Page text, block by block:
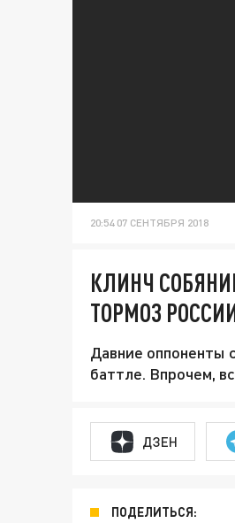
20:54 07 СЕНТЯБРЯ 2018
КЛИНЧ
ТОРМОЗ
Давние оппоненты
баттле. Впрочем,
ДЗЕН
ПОДЕЛИТЬСЯ: